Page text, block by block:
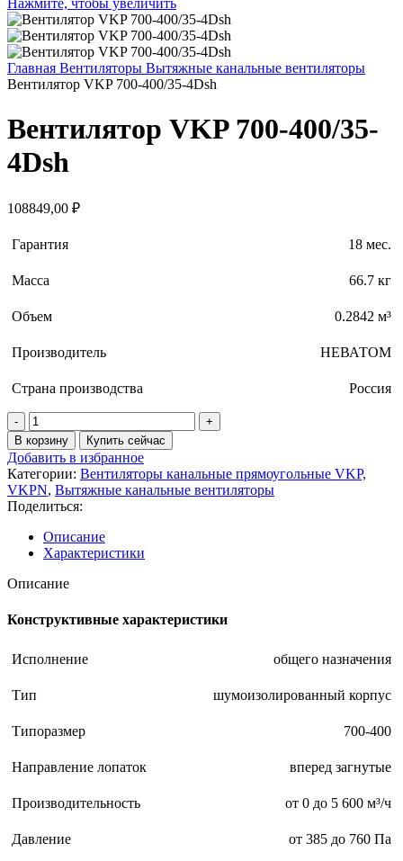
Нажмите, чтобы увеличить
Главная Вентиляторы Вытяжные канальные вентиляторы
Вентилятор VKP 700-400/35-4Dsh
Вентилятор VKP 700-400/35-
4Dsh
108849,00 ₽
Гарантия 18 мес.
Масса 66.7 кг
Объем 0.2842 м³
Производитель НЕВАТОМ
Страна производства
Россия
Количество
товара
Вентилятор
VKP
700-
400/35-
4Dsh
В корзину Купить сейчас
Добавить в избранное
Категории: Вентиляторы канальные прямоугольные VKP,
VKPN, Вытяжные канальные вентиляторы
Поделиться:
Описание
Характеристики
Описание
Конструктивные характеристики
Исполнение общего назначения
Тип шумоизолированный корпус
Типоразмер 700-400
Направление лопаток вперед загнутые
Производительность от 0 до 5 600 м³/ч
Давление от 385 до 760 Па